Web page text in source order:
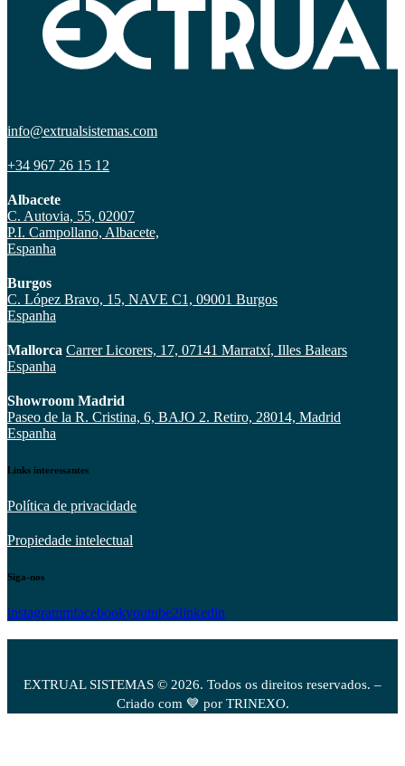
info@extrualsistemas.com
+34 967 26 15 12
Albacete
C. Autovia, 55, 02007
P.I. Campollano, Albacete,
Espanha
Burgos
C. López Bravo, 15, NAVE C1, 09001 Burgos
Espanha
Mallorca Carrer Licorers, 17, 07141 Marratxí, Illes Balears
Espanha
Showroom Madrid
Paseo de la R. Cristina, 6, BAJO 2. Retiro, 28014, Madrid
Espanha
Links interessantes
Política de privacidade
Propiedade intelectual
Siga-nos
instagrammfacebookyoutube2linkedin
EXTRUAL SISTEMAS © 2026. Todos os direitos reservados. –
Criado com 💙 por TRINEXO.